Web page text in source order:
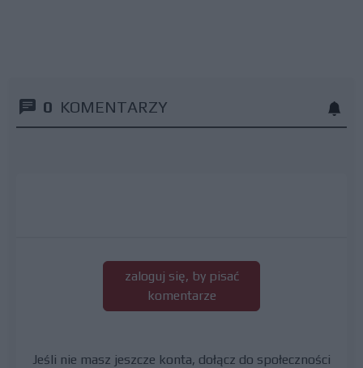
0 KOMENTARZY
zaloguj się, by pisać
komentarze
Jeśli nie masz jeszcze konta, dołącz do społeczności